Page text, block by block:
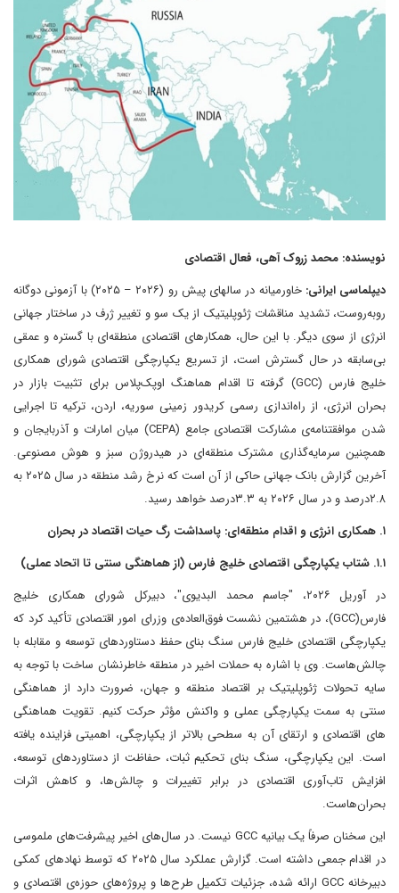
نویسنده: محمد زروک آهی، فعال اقتصادی
دیپلماسی ایرانی:
خاورمیانه در سالهای پیش رو (۲۰۲۶ – ۲۰۲۵) با آزمونی دوگانه
روبه‌روست، تشدید مناقشات ژئوپلیتیک از یک سو و تغییر ژرف در ساختار جهانی
انرژی از سوی دیگر. با این حال، همکارهای اقتصادی منطقه‌ای با گستره و عمقی
بی‌سابقه در حال گسترش است، از تسریع یکپارچگی اقتصادی شورای همکاری
خلیج فارس (GCC) گرفته تا اقدام هماهنگ اوپک‌پلاس برای تثبیت بازار در
بحران انرژی، از راه‌اندازی رسمی کریدور زمینی سوریه، اردن، ترکیه تا اجرایی
شدن موافقتنامه‌ی مشارکت اقتصادی جامع (CEPA) میان امارات و آذربایجان و
همچنین سرمایه‌گذاری مشترک منطقه‌ای در هیدروژن سبز و هوش مصنوعی.
آخرین گزارش بانک جهانی حاکی از آن است که نرخ رشد منطقه در سال ۲۰۲۵ به
۲.۸درصد و در سال ۲۰۲۶ به ۳.۳درصد خواهد رسید.
۱. همکاری انرژی و اقدام منطقه‌ای: پاسداشت رگ حیات اقتصاد در بحران
۱.۱. شتاب یکپارچگی اقتصادی خلیج فارس (از هماهنگی سنتی تا اتحاد عملی)
در آوریل ۲۰۲۶، "جاسم محمد البدیوی"، دبیرکل شورای همکاری خلیج
فارس(GCC)، در هشتمین نشست فوق‌العاده‌ی وزرای امور اقتصادی تأکید کرد که
یکپارچگی اقتصادی خلیج فارس سنگ بنای حفظ دستاوردهای توسعه و مقابله با
چالش‌هاست. وی با اشاره به حملات اخیر در منطقه خاطرنشان ساخت با توجه به
سایه تحولات ژئوپلیتیک بر اقتصاد منطقه و جهان، ضرورت دارد از هماهنگی
سنتی به سمت یکپارچگی عملی و واکنش مؤثر حرکت کنیم. تقویت هماهنگی
های اقتصادی و ارتقای آن به سطحی بالاتر از یکپارچگی، اهمیتی فزاینده یافته
است. این یکپارچگی، سنگ بنای تحکیم ثبات، حفاظت از دستاوردهای توسعه،
افزایش تاب‌آوری اقتصادی در برابر تغییرات و چالش‌ها، و کاهش اثرات
بحران‌هاست.
این سخنان صرفاً یک بیانیه GCC نیست. در سال‌های اخیر پیشرفت‌های ملموسی
در اقدام جمعی داشته است. گزارش عملکرد سال ۲۰۲۵ که توسط نهادهای کمکی
دبیرخانه GCC ارائه شده، جزئیات تکمیل طرح‌ها و پروژه‌های حوزه‌ی اقتصادی و